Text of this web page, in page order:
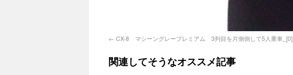
CX-8 マシーングレープレミアム 3列目を片側倒して5人乗車_[0]
関連してそうなオススメ記事